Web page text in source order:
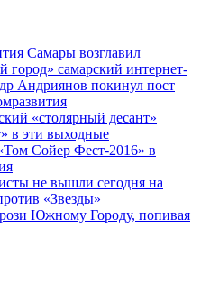
Самары возглавил
город» самарский интернет-
Андриянов покинул пост
«столярный десант»
в эти выходные
Сойер Фест-2016» в
не вышли сегодня на
«Звезды»
Южному Городу, попивая